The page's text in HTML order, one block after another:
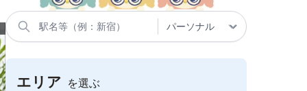
エリア を選ぶ